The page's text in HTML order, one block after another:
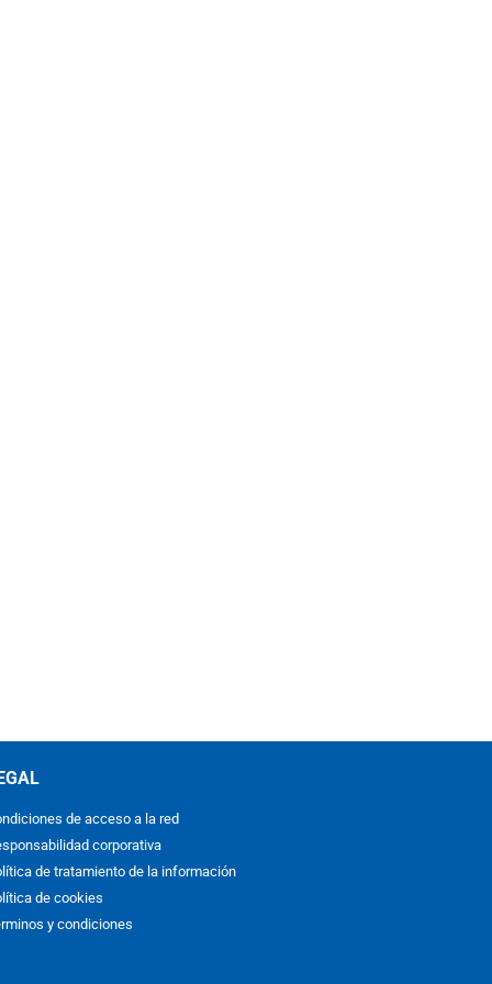
de acceso a la red
corporativa
de tratamiento de la información
de cookies
y condiciones